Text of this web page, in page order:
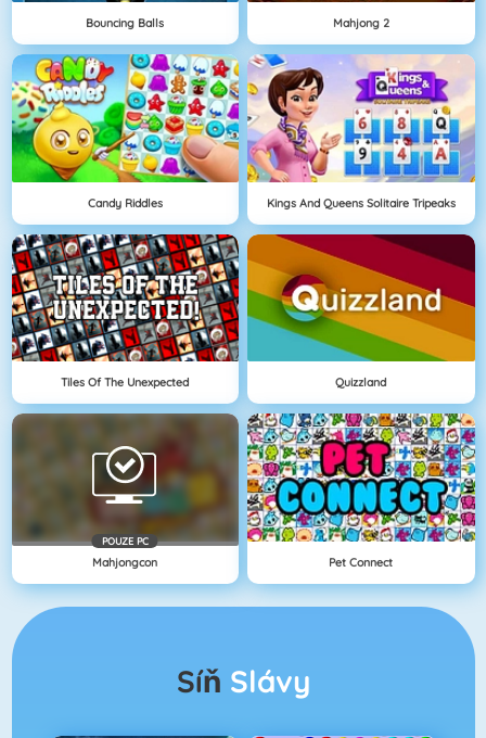
Bouncing Balls Mahjong 2
Candy Riddles Kings And Queens Solitaire Tripeaks
Tiles Of The Unexpected Quizzland
POUZE PC
Mahjongcon Pet Connect
Síň Slávy